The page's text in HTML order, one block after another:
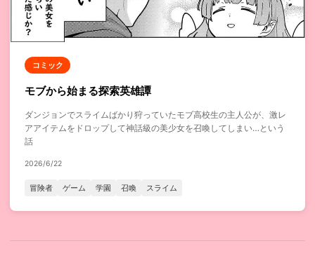
コミック
モブから始まる探索英雄譚
ダンジョンでスライムばかり狩っていたモブ高校生の主人公が、激レ
アアイテムをドロップして神話級の美少女を召喚してしまい…という
話
2026/6/22
冒険者 ゲーム 学園 召喚 スライム